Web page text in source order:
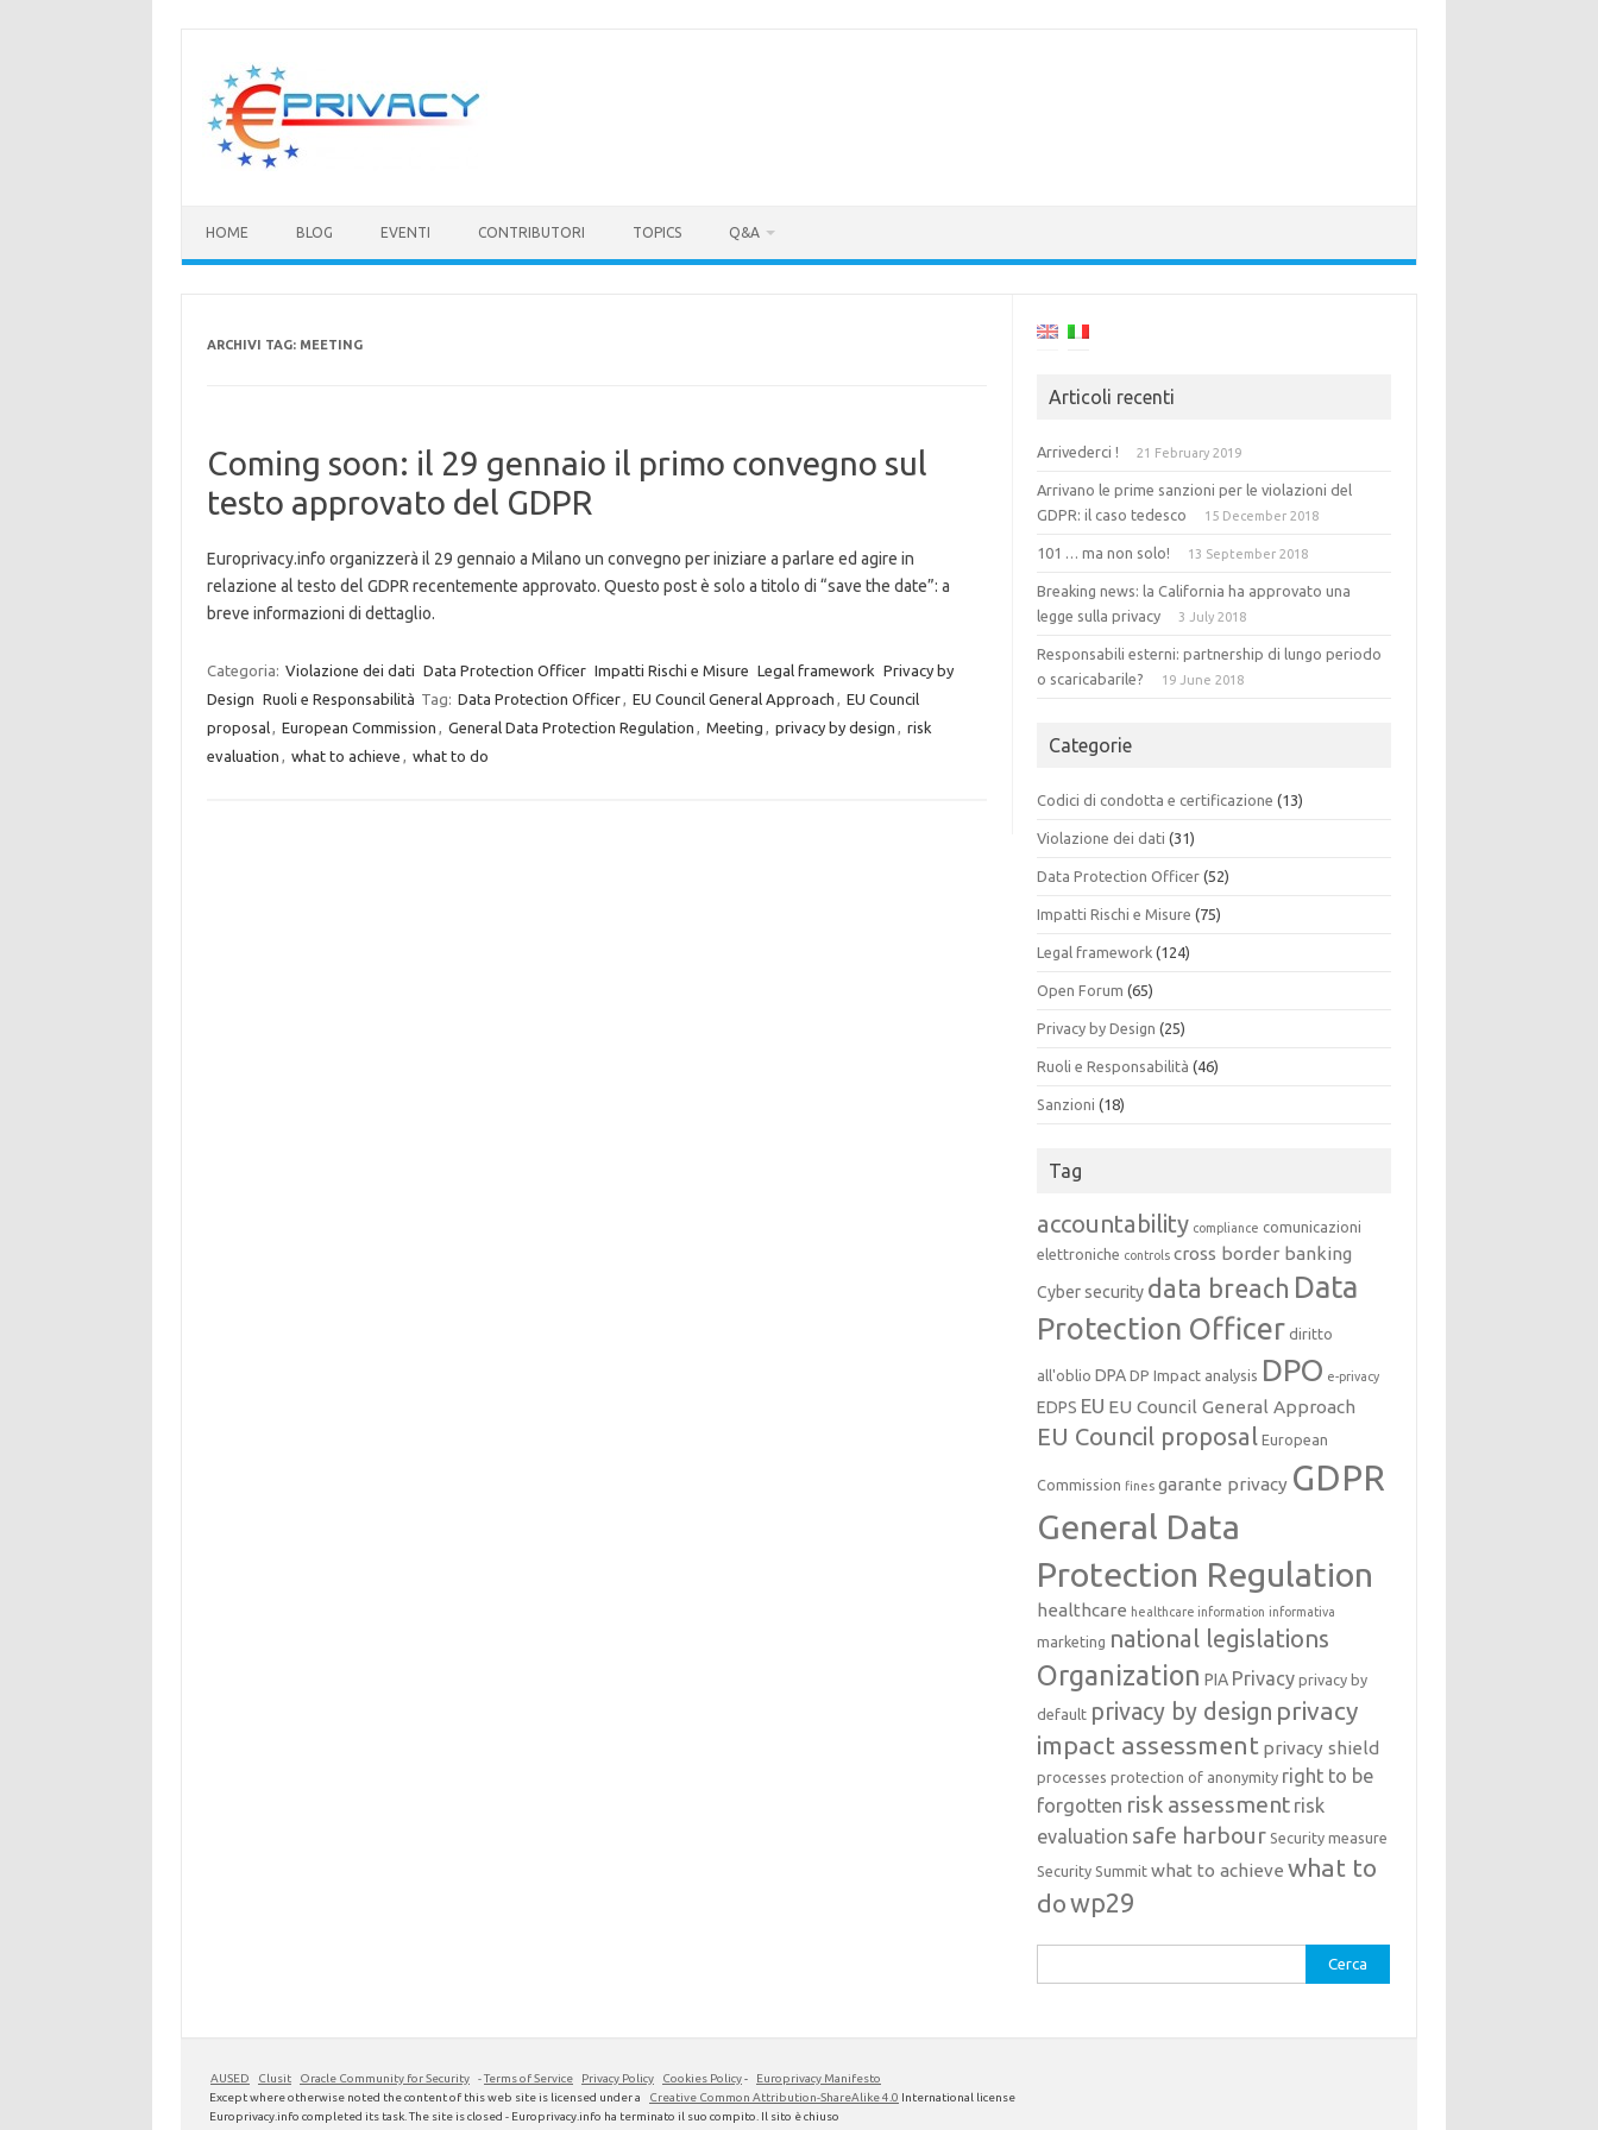
contenuto
HOME BLOG EVENTI CONTRIBUTORI TOPICS Q&A
ARCHIVI TAG: MEETING
Coming soon: il 29 gennaio il primo convegno sul
testo approvato del GDPR
Europrivacy.info organizzerà il 29 gennaio a Milano un convegno per iniziare a parlare ed agire in
relazione al testo del GDPR recentemente approvato. Questo post è solo a titolo di “save the date”: a
breve informazioni di dettaglio.
Categoria: Violazione dei dati Data Protection Officer Impatti Rischi e Misure Legal framework Privacy by
Design Ruoli e Responsabilità Tag: Data Protection Officer, EU Council General Approach , EU Council
proposal, European Commission , General Data Protection Regulation , Meeting , privacy by design , risk
evaluation , what to achieve , what to do
Articoli recenti
Arrivederci ! 21 February 2019
Arrivano le prime sanzioni per le violazioni del
GDPR: il caso tedesco
15 December 2018
101 … ma non solo! 13 September 2018
Breaking news: la California ha approvato una
legge sulla privacy
3 July 2018
Responsabili esterni: partnership di lungo periodo
o scaricabarile?
19 June 2018
Categorie
Codici di condotta e certificazione (13)
Violazione dei dati (31)
Data Protection Officer (52)
Impatti Rischi e Misure (75)
Legal framework (124)
Open Forum (65)
Privacy by Design (25)
Ruoli e Responsabilità (46)
Sanzioni (18)
Tag
accountability compliance comunicazioni
elettroniche controls cross border banking
Cyber security data breach Data
Protection Officer diritto
all'oblio DPA DP Impact analysis DPO e-privacy
EDPS EU EU Council General Approach
EU Council proposal European
Commission fines garante privacy GDPR
General Data
Protection Regulation
healthcare healthcare information informativa
marketing national legislations
Organization PIA Privacy privacy by
default privacy by design privacy
impact assessment privacy shield
processes protection of anonymity right to be
forgotten risk assessment risk
evaluation safe harbour Security measure
Security Summit what to achieve what to
dowp29
per:
AUSED Clusit Oracle Community for Security -Terms of Service Privacy Policy Cookies Policy-
Europrivacy Manifesto
Except where otherwise noted the content of this web site is licensed under a
Creative Common Attribution-ShareAlike 4.0 International license
Europrivacy.info completed its task. The site is closed - Europrivacy.info ha terminato il suo compito. Il sito è chiuso